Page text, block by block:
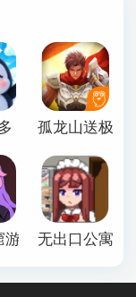
孤龙山送极品
游戏下载手机版
无出口公寓最